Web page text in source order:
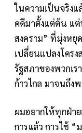
ในความเป็นจริงแ
คดีมาตั้งแต่ต้น แ
สงคราม” ที่มุ่งหยุ
เปลี่ยนแปลงโครง
รัฐสภาของพวกเ
ก้าวไกล มาจนถึง
ผมอยากให้ทุกฝ่า
การแล้ว การใช้ “